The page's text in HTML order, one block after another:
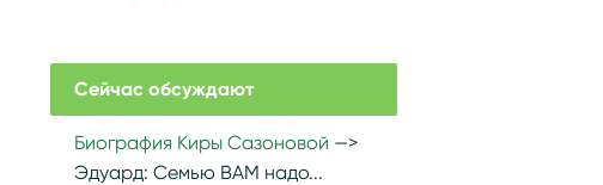
Сейчас обсуждают
Биография Киры Сазоновой
Эдуард: Семью ВАМ надо...